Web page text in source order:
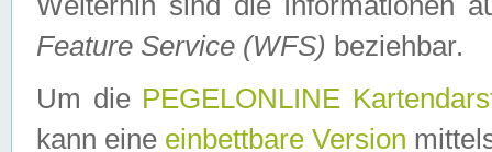
Feature Service (WFS) beziehbar.
Um die PEGELONLINE
kann eine einbettbare Version